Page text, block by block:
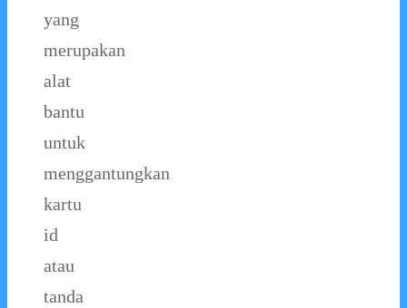
yang
merupakan
alat
bantu
untuk
menggantungkan
kartu
id
atau
tanda